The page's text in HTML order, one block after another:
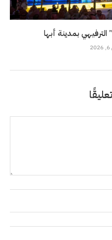
بمدينة أبها